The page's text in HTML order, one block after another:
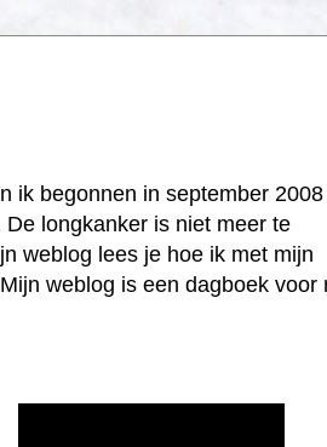
ik begonnen in september 2008
longkanker is niet meer te
weblog lees je hoe ik met mijn
weblog is een dagboek voor